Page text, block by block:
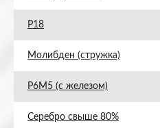
Р18
Молибден (стружка)
Р6М5 (с железом)
Серебро свыше 80%